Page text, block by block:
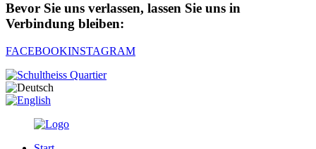
Bevor Sie uns verlassen, lassen Sie uns in
Verbindung bleiben:
FACEBOOKINSTAGRAM